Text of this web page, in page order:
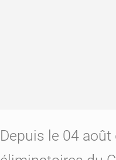
Depuis le 04